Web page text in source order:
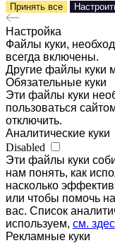
Принять все
Настройка
Файлы куки,
всегда включены.
Другие файлы куки
Обязательные куки
Эти файлы куки
пользоваться
отключить.
Аналитические куки
Disabled
Эти файлы куки
нам понять, как
насколько
или чтобы помочь
вас. Список
используем, см.
Рекламные куки